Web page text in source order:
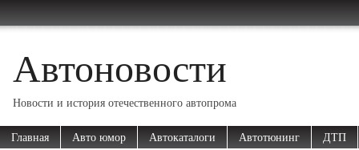
Автоновости
Новости и история отечественного автопрома
Главная Авто юмор Автокаталоги Автотюнинг ДТП